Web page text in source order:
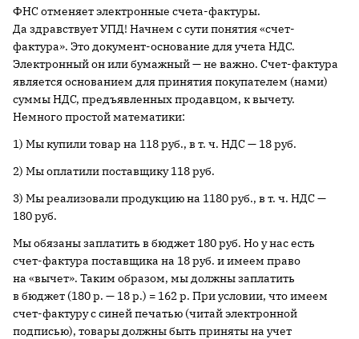
ФНС отменяет электронные счета-фактуры.
Да здравствует УПД! Начнем с сути понятия «счет-
фактура». Это документ-основание для учета НДС.
Электронный он или бумажный — не важно. Счет-фактура
является основанием для принятия покупателем (нами)
суммы НДС, предъявленных продавцом, к вычету.
Немного простой математики:
1) Мы купили товар на 118 руб., в т. ч. НДС — 18 руб.
2) Мы оплатили поставщику 118 руб.
3) Мы реализовали продукцию на 1180 руб., в т. ч. НДС —
180 руб.
Мы обязаны заплатить в бюджет 180 руб. Но у нас есть
счет-фактура поставщика на 18 руб. и имеем право
на «вычет». Таким образом, мы должны заплатить
в бюджет (180 р. — 18 р.) = 162 р. При условии, что имеем
счет-фактуру с синей печатью (читай электронной
подписью), товары должны быть приняты на учет